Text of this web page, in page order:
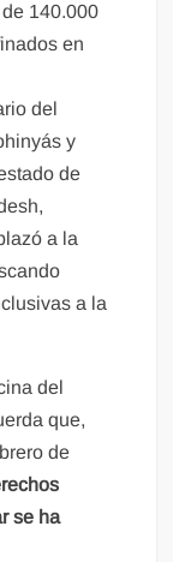
140.000
en
del
y
de
a la
a la
del
que,
de
se ha